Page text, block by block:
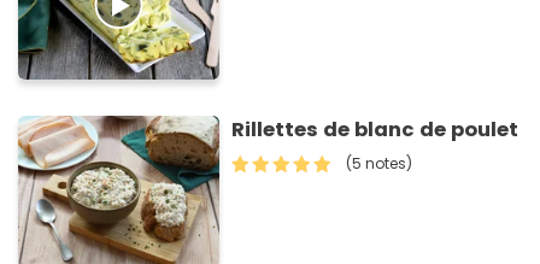
Rillettes de blanc de poulet
(5 notes)